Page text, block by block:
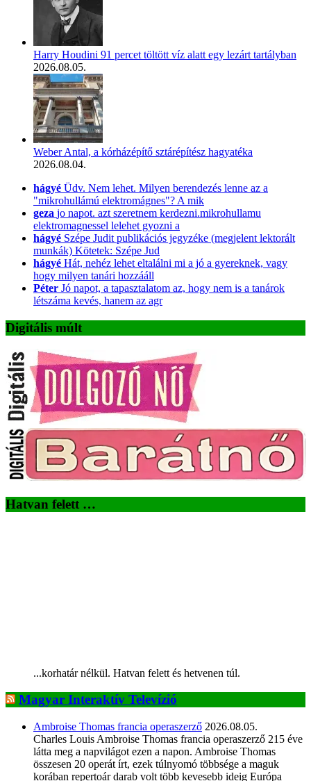
Harry Houdini 91 percet töltött víz alatt egy lezárt tartályban
2026.08.05.
Weber Antal, a kórházépítő sztárépítész hagyatéka
2026.08.04.
hágyé Üdv. Nem lehet. Milyen berendezés lenne az a
"mikrohullámú elektromágnes"? A mik
geza jo napot. azt szeretnem kerdezni.mikrohullamu
elektromagnessel lelehet gyozni a
hágyé Szépe Judit publikációs jegyzéke (megjelent lektorált
munkák) Kötetek: Szépe Jud
hágyé Hát, nehéz lehet eltalálni mi a jó a gyereknek, vagy
hogy milyen tanári hozzááll
Péter Jó napot, a tapasztalatom az, hogy nem is a tanárok
létszáma kevés, hanem az agr
Digitális múlt
Hatvan felett …
...korhatár nélkül. Hatvan felett és hetvenen túl.
Magyar Interaktív Televízió
Ambroise Thomas francia operaszerző 2026.08.05.
Charles Louis Ambroise Thomas francia operaszerző 215 éve
látta meg a napvilágot ezen a napon. Ambroise Thomas
összesen 20 operát írt, ezek túlnyomó többsége a maguk
korában repertoár darab volt több kevesebb ideig Európa